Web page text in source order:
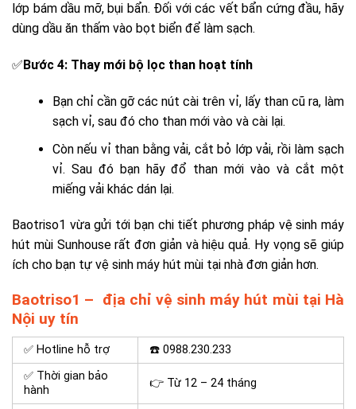
lớp bám dầu mỡ, bụi bẩn. Đối với các vết bẩn cứng đầu, hãy
dùng dầu ăn thấm vào bọt biển để làm sạch.
✅ Bước 4: Thay mới bộ lọc than hoạt tính
Bạn chỉ cần gỡ các nút cài trên vỉ, lấy than cũ ra, làm
sạch vỉ, sau đó cho than mới vào và cài lại.
Còn nếu vỉ than bằng vải, cắt bỏ lớp vải, rồi làm sạch
vỉ. Sau đó bạn hãy đổ than mới vào và cắt một
miếng vải khác dán lại.
Baotriso1 vừa gửi tới bạn chi tiết phương pháp vệ sinh máy
hút mùi Sunhouse rất đơn giản và hiệu quả. Hy vọng sẽ giúp
ích cho bạn tự vệ sinh máy hút mùi tại nhà đơn giản hơn.
Baotriso1 – địa chỉ vệ sinh máy hút mùi tại Hà
Nội uy tín
✅ Hotline hỗ trợ ☎️0988.230.233
✅ Thời gian bảo
hành
👉 Từ 12 – 24 tháng